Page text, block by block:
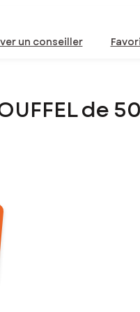
un conseiller
de